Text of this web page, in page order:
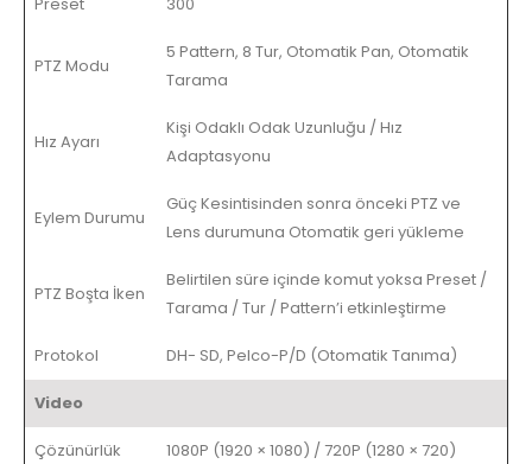
PTZ Modu
5 Pattern, 8 Tur, Otomatik Pan, Otomatik
Tarama
Hız Ayarı
Kişi Odaklı Odak Uzunluğu / Hız
Adaptasyonu
Eylem Durumu
Güç Kesintisinden sonra önceki PTZ ve
Lens durumuna Otomatik geri yükleme
PTZ Boşta İken
Belirtilen süre içinde komut yoksa Preset /
Tarama / Tur / Pattern’i etkinleştirme
Protokol DH- SD, Pelco-P/D (Otomatik Tanıma)
Video
Çözünürlük 1080P (1920 × 1080) / 720P (1280 × 720)